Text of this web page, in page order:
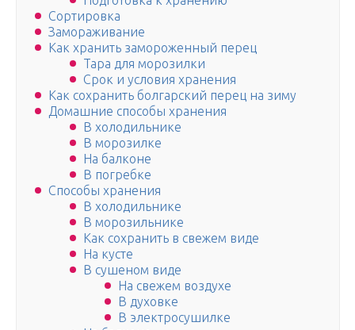
Сортировка
Замораживание
Как хранить замороженный перец
Тара для морозилки
Срок и условия хранения
Как сохранить болгарский перец на зиму
Домашние способы хранения
В холодильнике
В морозилке
На балконе
В погребке
Способы хранения
В холодильнике
В морозильнике
Как сохранить в свежем виде
На кусте
В сушеном виде
На свежем воздухе
В духовке
В электросушилке